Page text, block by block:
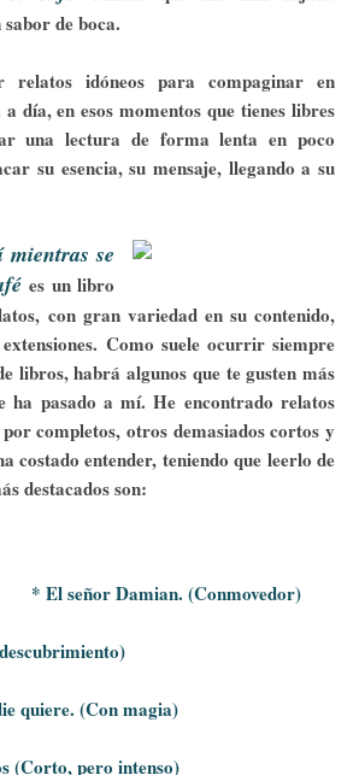
de boca.
relatos idóneos para compaginar en
día, en esos momentos que tienes libres
una lectura de forma lenta en poco
su esencia, su mensaje, llegando a su
mientras se
esun libro
con gran variedad en su contenido,
Como suele ocurrir siempre
libros, habrá algunos que te gusten más
ha pasado a mí. He encontrado relatos
completos, otros demasiados cortos y
costado entender, teniendo que leerlo de
destacados son:
* El señor Damian. (Conmovedor)
quiere. (Con magia)
(Corto, pero intenso)